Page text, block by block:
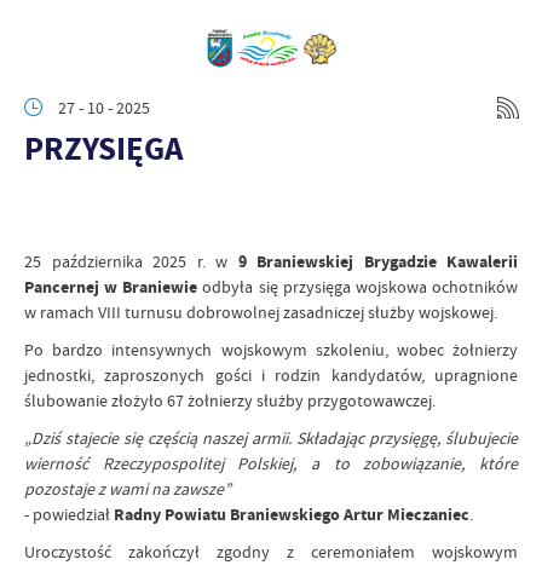
27 - 10 - 2025
PRZYSIĘGA
25 października 2025 r. w 9 Braniewskiej Brygadzie Kawalerii
Pancernej w Braniewie odbyła się przysięga wojskowa ochotników
w ramach VIII turnusu dobrowolnej zasadniczej służby wojskowej.
Po bardzo intensywnych wojskowym szkoleniu, wobec żołnierzy
jednostki, zaproszonych gości i rodzin kandydatów, upragnione
ślubowanie złożyło 67 żołnierzy służby przygotowawczej.
„Dziś stajecie się częścią naszej armii. Składając przysięgę, ślubujecie
wierność Rzeczypospolitej Polskiej, a to zobowiązanie, które
pozostaje z wami na zawsze”
- powiedział Radny Powiatu Braniewskiego Artur Mieczaniec.
Uroczystość zakończył zgodny z ceremoniałem wojskowym